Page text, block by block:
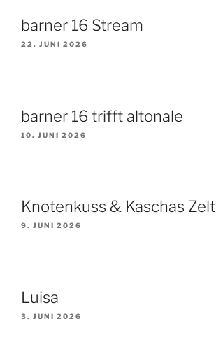
barner 16 Stream
22. JUNI 2026
barner 16 trifft altonale
10. JUNI 2026
Knotenkuss & Kaschas Zelt
9. JUNI 2026
Luisa
3. JUNI 2026